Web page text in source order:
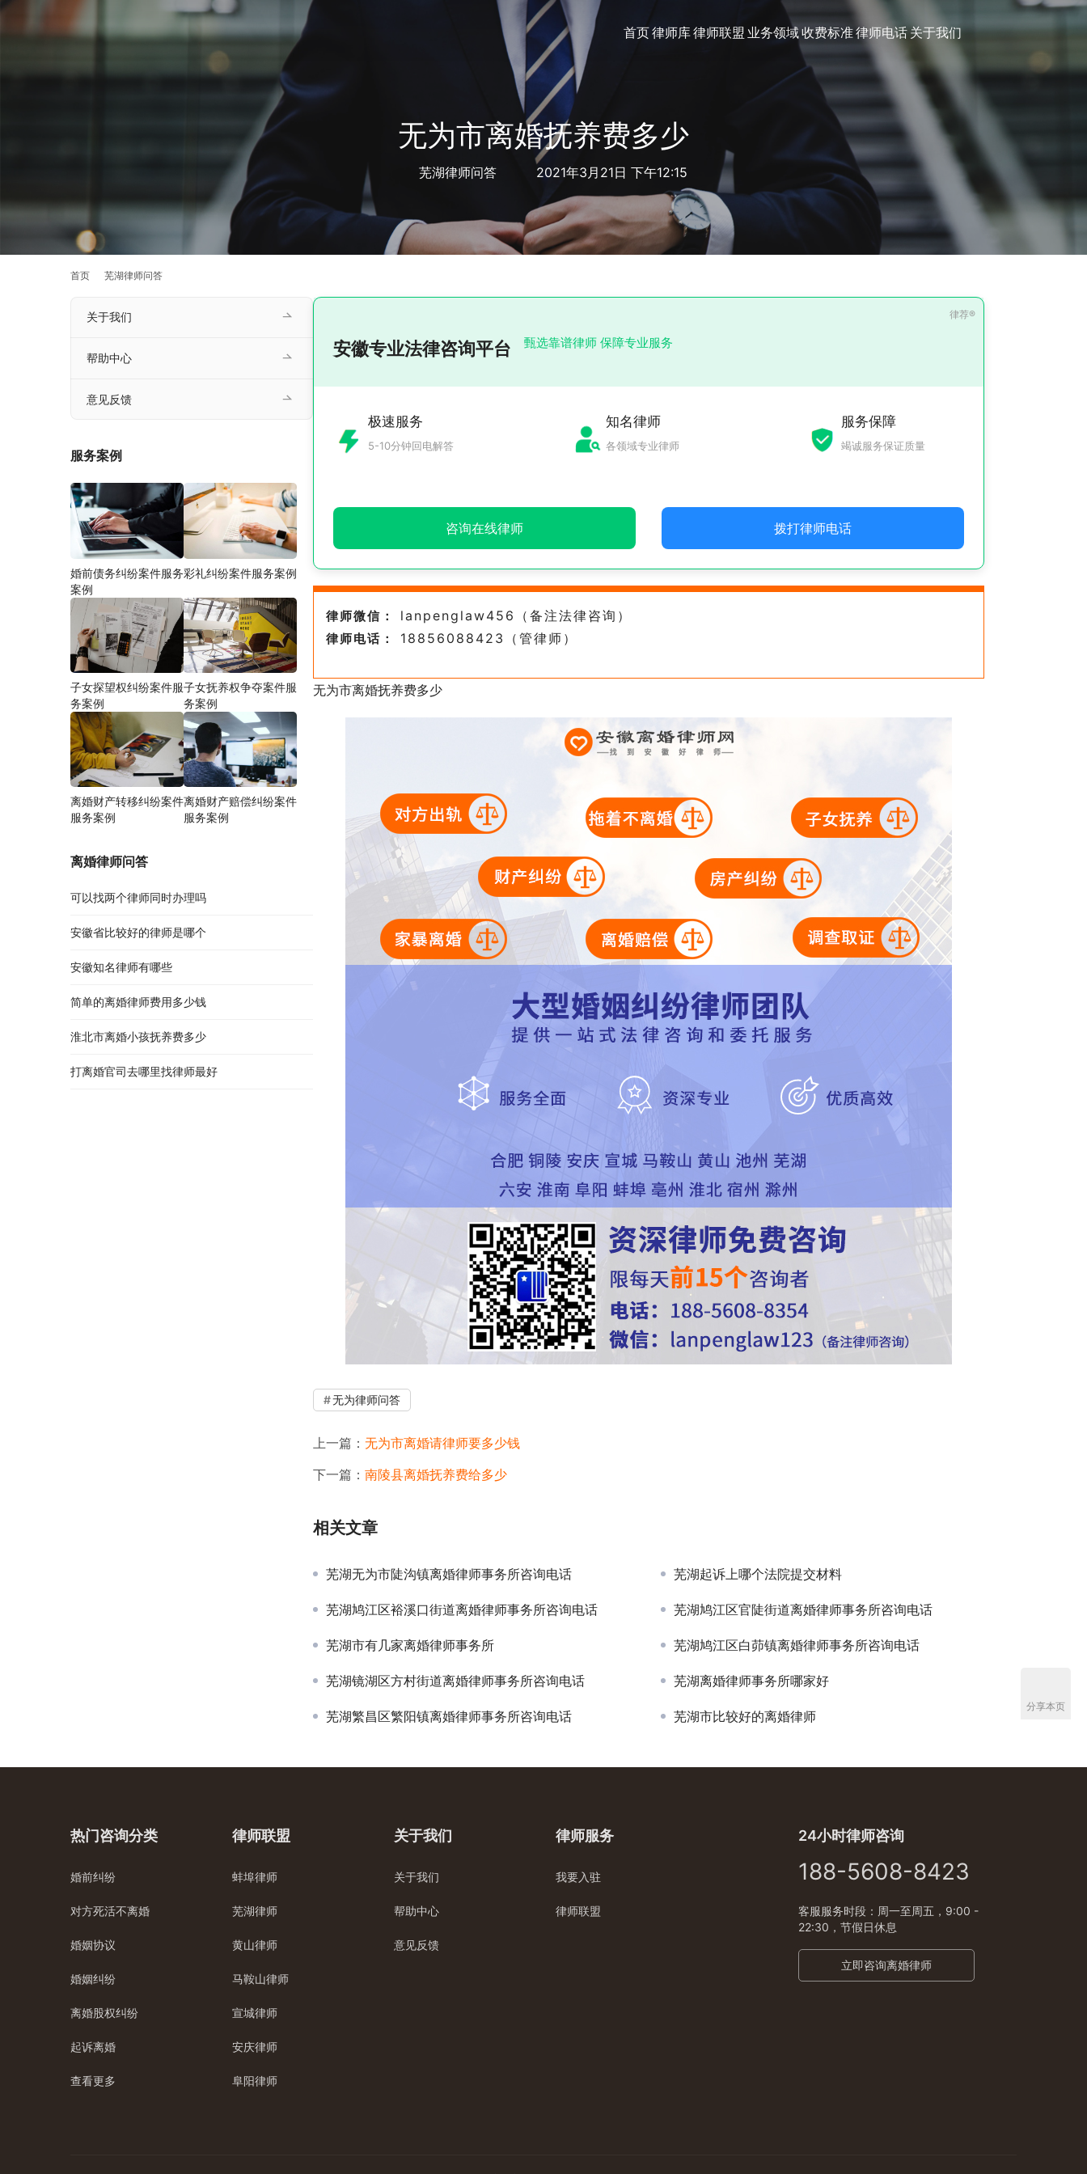
首页律师库律师联盟 业务领域收费标准律师电话关于我们
无为市离婚抚养费多少
芜湖律师问答 2021年3月21日 下午12:15
首页 芜湖律师问答
安徽专业法律咨询平台 甄选靠谱律师 保障专业服务
极速服务
5-10分钟回电解答
知名律师
各领域专业律师
服务保障
竭诚服务保证质量
咨询在线律师 拨打律师电话
律师微信： lanpenglaw456（备注法律咨询）
律师电话： 18856088423（管律师）
无为市离婚抚养费多少
无为律师问答
上一篇： 无为市离婚请律师要多少钱
下一篇： 南陵县离婚抚养费给多少
相关文章
芜湖无为市陡沟镇离婚律师事务所咨询电话 芜湖起诉上哪个法院提交材料
芜湖鸠江区裕溪口街道离婚律师事务所咨询电话 芜湖鸠江区官陡街道离婚律师事务所咨询电话
芜湖市有几家离婚律师事务所 芜湖鸠江区白茆镇离婚律师事务所咨询电话
芜湖镜湖区方村街道离婚律师事务所咨询电话 芜湖离婚律师事务所哪家好
芜湖繁昌区繁阳镇离婚律师事务所咨询电话 芜湖市比较好的离婚律师
关于我们
帮助中心
意见反馈
服务案例
婚前债务纠纷案件服务
案例
彩礼纠纷案件服务案例
子女探望权纠纷案件服
务案例
子女抚养权争夺案件服
务案例
离婚财产转移纠纷案件
服务案例
离婚财产赔偿纠纷案件
服务案例
离婚律师问答
可以找两个律师同时办理吗
安徽省比较好的律师是哪个
安徽知名律师有哪些
简单的离婚律师费用多少钱
淮北市离婚小孩抚养费多少
打离婚官司去哪里找律师最好
热门咨询分类
婚前纠纷
对方死活不离婚
婚姻协议
婚姻纠纷
离婚股权纠纷
起诉离婚
查看更多
律师联盟
蚌埠律师
芜湖律师
黄山律师
马鞍山律师
宣城律师
安庆律师
阜阳律师
关于我们
关于我们
帮助中心
意见反馈
律师服务
我要入驻
律师联盟
24小时律师咨询
188-5608-8423
客服服务时段：周一至周五，9:00 -
22:30，节假日休息
立即咨询离婚律师
分享本页